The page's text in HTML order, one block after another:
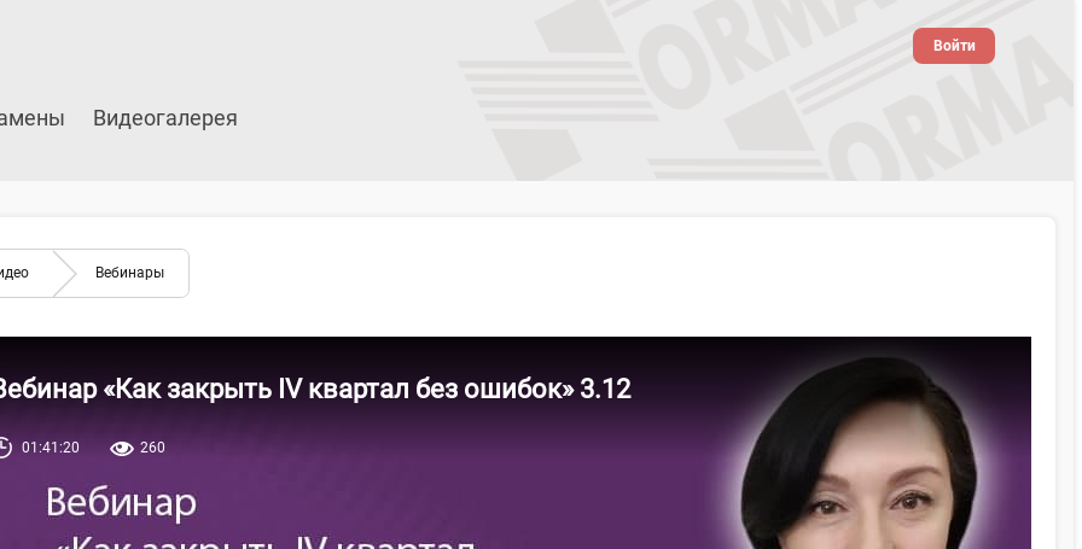
Видеогалерея
Войти
Вебинары
«Как закрыть IV квартал без ошибок» 3.12
01:41:20 260